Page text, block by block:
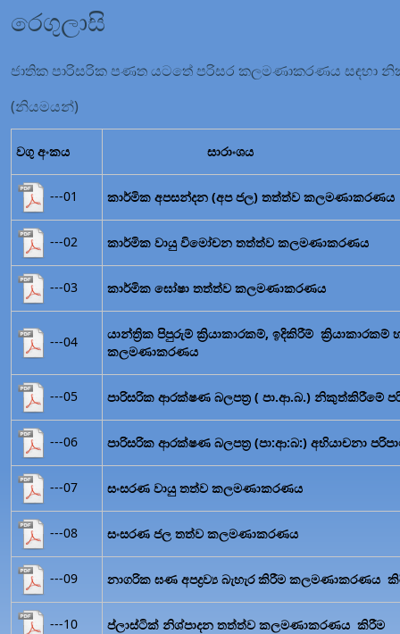
රෙගුලාසි
ජාතික පාරිසරික පණත යටතේ පරිසර කලමණාකරණය සඳහා
(නියමයන්)
වගු අංකය සාරාංශය
---01 කාර්මික අපසන්දන (අප ජල) තත්ත්ව කලමණාකරණය
---02 කාර්මික වායු විමෝචන තත්ත්ව කලමණාකරණය
---03 කාර්මික ඝෝෂා තත්ත්ව කලමණාකරණය
---04
යාන්ත්‍රික පිපුරුම් ක්‍රියාකාරකම්, ඉදිකිරීම්
කලමණාකරණය
---05 පාරිසරික ආරක්ෂණ බලපත්‍ර ( පා.ආ.බ.) නිකුත්කිරීමේ
---06 පාරිසරික ආරක්ෂණ බලපත්‍ර (පා:ආ:බ:) අභියාචනා
---07 සංසරණ වායු තත්ව කලමණාකරණය
---08 සංසරණ ජල තත්ව කලමණාකරණය
---09 නාගරික ඝණ අපද්‍රව්‍ය බැහැර කිරීම කලමණාකරණය
---10 ප්ලාස්ටික් නිශ්පාදන තත්ත්ව කලමණාකරණය කිරීම